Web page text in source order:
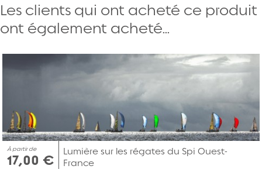
Les clients qui ont acheté ce produit
ont également acheté...
À partir de
17,00 €
Lumière sur les régates du Spi Ouest-
France